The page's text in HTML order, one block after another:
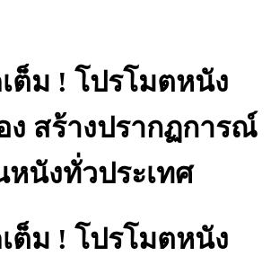
ต็ม ! โปรโมตหนัง
ง สร้างปรากฏการณ์
หนังทั่วประเทศ
ต็ม ! โปรโมตหนัง